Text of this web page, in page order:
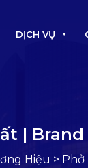
DỊCH VỤ
|
Hiệu > Phở